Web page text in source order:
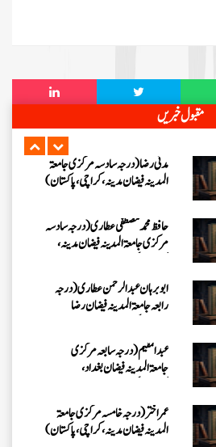
مقبول خبریں
مدنی رضا(درجہ سادسہ مرکز ی جامعۃ
حافظ محمد مصطفٰی عطاری (درجہ سادسہ
مرکزی جامعۃالمدينہ فیضان مدینہ،
ابو برہان عبدالرحمن عطاری (درجہ
رابعہ جامعۃالمدینہ فیضان رضا
عبدالمقیم (درجہ سابعہ مرکزی
جامعۃالمدینہ فیضان بغداد،
عمر اختر (درجہ خامسہ مرکزی جامعۃ
المدینہ فیضان مدینہ ،کراچی،پاکستان)
محمد وقاص (مرکزی جامعۃ المدینہ
فیضان مدینہ،کراچی ،پاکستان)
محمد سعد عمران (درجہ عالیہ مرکزی
جامعۃ المدینہ فیضانِ مدینہ ،کراچی